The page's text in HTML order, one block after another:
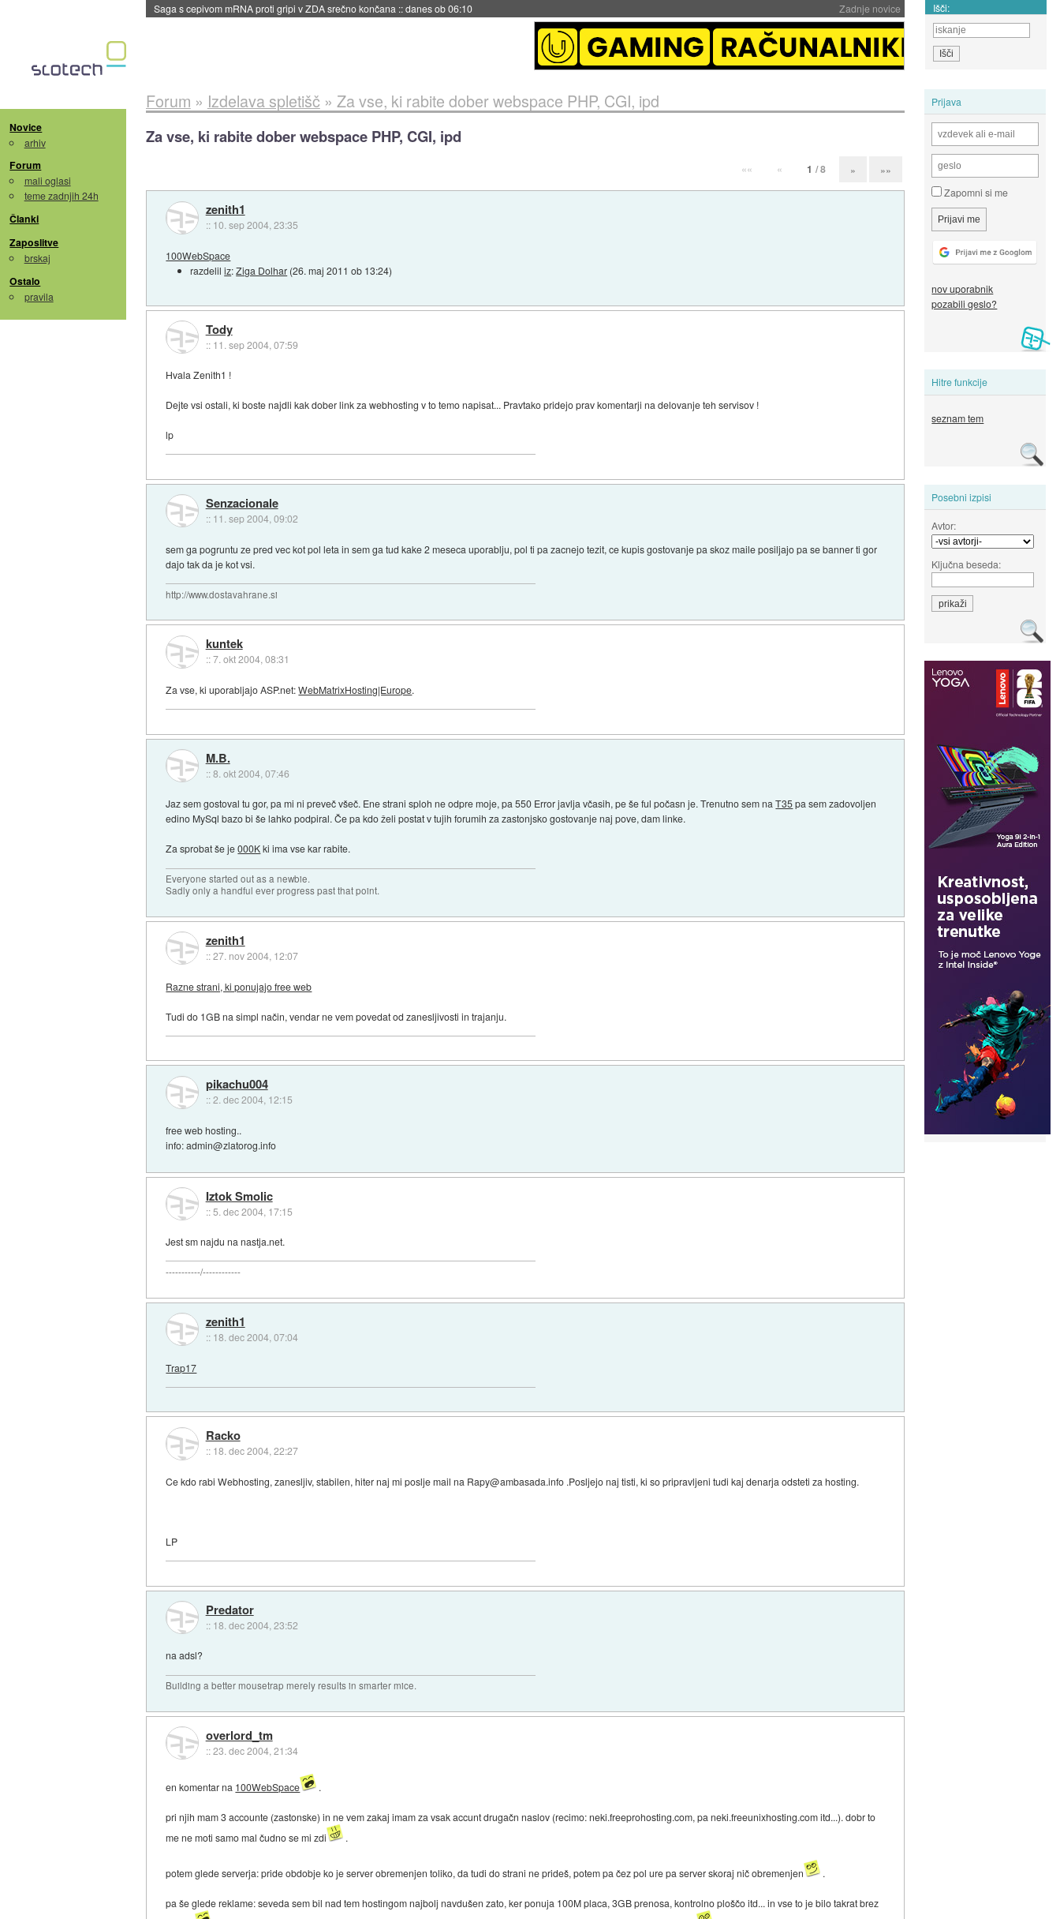
Zadnje novice
Saga s cepivom mRNA proti gripi v ZDA srečno končana ::danes ob 06:10 Išči:
Novice
arhiv
Forum
mali oglasi
teme zadnjih 24h
Članki
Zaposlitve
brskaj
Ostalo
pravila
Prijava
Zapomni si me
nov uporabnik
pozabili geslo?
Hitre funkcije
seznam tem
Posebni izpisi
Avtor:
Ključna beseda:
Forum » Izdelava spletišč » Za vse, ki rabite dober webspace PHP, CGI, ipd
Za vse, ki rabite dober webspace PHP, CGI, ipd
«« « 1 / 8 » »»
zenith1
:: 10. sep 2004, 23:35
100WebSpace
razdeliliz:Ziga Dolhar (26. maj 2011 ob 13:24)
Tody
:: 11. sep 2004, 07:59
Hvala Zenith1 !
Dejte vsi ostali, ki boste najdli kak dober link za webhosting v to temo napisat... Pravtako pridejo prav komentarji na delovanje teh servisov !
lp
Senzacionale
:: 11. sep 2004, 09:02
sem ga pogruntu ze pred vec kot pol leta in sem ga tud kake 2 meseca uporablju, pol ti pa zacnejo tezit, ce kupis gostovanje pa skoz maile posiljajo pa se banner ti gor
dajo tak da je kot vsi.
http://www.dostavahrane.si
kuntek
::7. okt 2004, 08:31
Za vse, ki uporabljajo ASP.net:WebMatrixHosting|Europe.
M.B.
::8. okt 2004, 07:46
Jaz sem gostoval tu gor, pa mi ni preveč všeč. Ene strani sploh ne odpre moje, pa 550 Error javlja včasih, pe še ful počasn je. Trenutno sem naT35pa sem zadovoljen
edino MySql bazo bi še lahko podpiral. Če pa kdo želi postat v tujih forumih za zastonjsko gostovanje naj pove, dam linke.
Za sprobat še je000Kki ima vse kar rabite.
Everyone started out as a newbie.
Sadly only a handful ever progress past that point.
zenith1
::27. nov 2004, 12:07
Razne strani, ki ponujajo free web
Tudi do 1GB na simpl način, vendar ne vem povedat od zanesljivosti in trajanju.
pikachu004
::2. dec 2004, 12:15
free web hosting..
info: admin@zlatorog.info
Iztok Smolic
::5. dec 2004, 17:15
Jest sm najdu na nastja.net.
-----------/------------
zenith1
:: 18. dec 2004, 07:04
Trap17
Racko
:: 18. dec 2004, 22:27
Ce kdo rabi Webhosting, zanesljiv, stabilen, hiter naj mi poslje mail na Rapy@ambasada.info .Posljejo naj tisti, ki so pripravljeni tudi kaj denarja odsteti za hosting.
LP
Predator
:: 18. dec 2004, 23:52
na adsl?
Building a better mousetrap merely results in smarter mice.
overlord_tm
::23. dec 2004, 21:34
en komentar na 100WebSpace .
pri njih mam 3 accounte (zastonske) in ne vem zakaj imam za vsak accunt drugačn naslov (recimo: neki.freeprohosting.com, pa neki.freeunixhosting.com itd...). dobr to
me ne moti samo mal čudno se mi zdi
.
potem glede serverja: pride obdobje ko je server obremenjen toliko, da tudi do strani ne prideš, potem pa čez pol ure pa server skoraj nič obremenjen .
pa še glede reklame: seveda sem bil nad tem hostingom najbolj navdušen zato, ker ponuja 100M placa, 3GB prenosa, kontrolno ploščo itd... in vse to je bilo takrat brez